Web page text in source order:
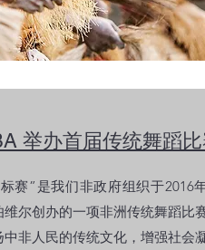
举办首届传统舞蹈
赛”是我们非政府组织于2016
维尔创办的一项非洲传统舞蹈比
中非人民的传统文化，增强社会